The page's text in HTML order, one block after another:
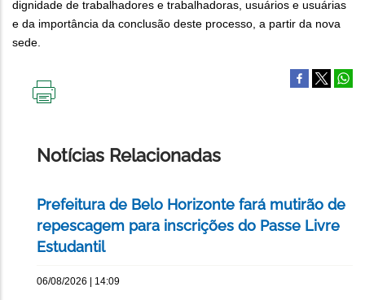
dignidade de trabalhadores e trabalhadoras, usuários e usuárias
e da importância da conclusão deste processo, a partir da nova
sede.
Notícias Relacionadas
Prefeitura de Belo Horizonte fará mutirão de
repescagem para inscrições do Passe Livre
Estudantil
06/08/2026 | 14:09